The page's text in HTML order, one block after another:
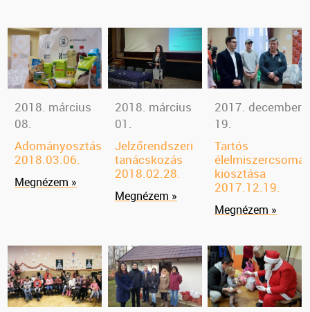
2018. március
08.
Adományosztás
2018.03.06.
Megnézem »
2018. március
01.
Jelzőrendszeri
tanácskozás
2018.02.28.
Megnézem »
2017. december
19.
Tartós
kiosztása
2017.12.19.
Megnézem »